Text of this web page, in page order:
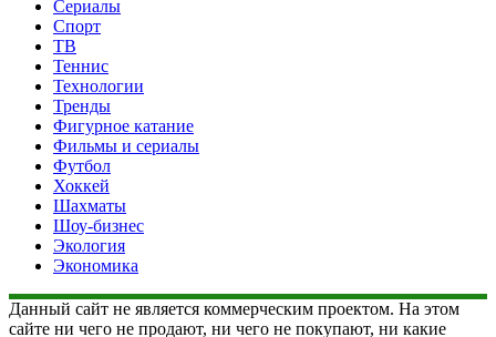
Сериалы
Спорт
ТВ
Теннис
Технологии
Тренды
Фигурное катание
Фильмы и сериалы
Футбол
Хоккей
Шахматы
Шоу-бизнес
Экология
Экономика
Данный сайт не является коммерческим проектом. На этом
сайте ни чего не продают, ни чего не покупают, ни какие